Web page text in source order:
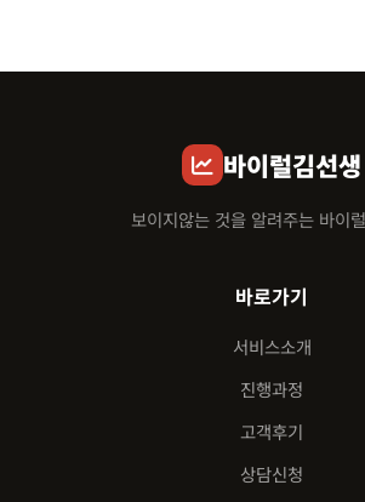
바이럴김선생
보이지않는 것을 알려주는 바이
바로가기
서비스소개
진행과정
고객후기
상담신청